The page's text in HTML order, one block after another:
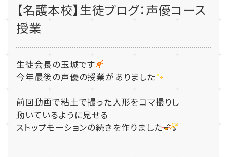
【名護本校】生徒ブログ：声優コース
授業
生徒会長の玉城です
今年最後の声優の授業がありました
前回動画で粘土で撮った人形をコマ撮りし
動いているように見せる
ストップモーションの続きを作りました